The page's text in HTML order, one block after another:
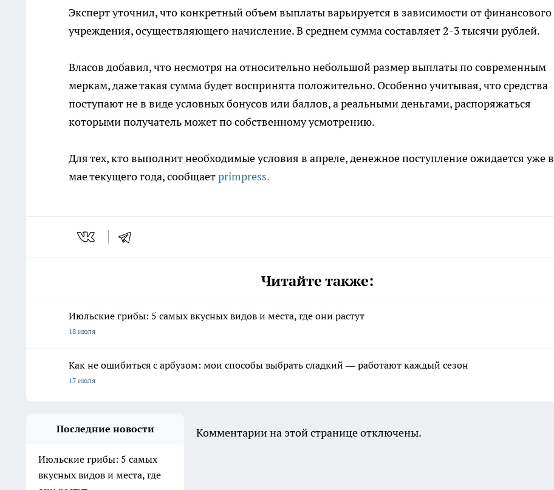
Эксперт уточнил, что конкретный объем выплаты варьируется в зависимости от финансового
учреждения, осуществляющего начисление. В среднем сумма составляет 2-3 тысячи рублей.
Власов добавил, что несмотря на относительно небольшой размер выплаты по современным
меркам, даже такая сумма будет воспринята положительно. Особенно учитывая, что средства
поступают не в виде условных бонусов или баллов, а реальными деньгами, распоряжаться
которыми получатель может по собственному усмотрению.
Для тех, кто выполнит необходимые условия в апреле, денежное поступление ожидается уже в
мае текущего года, сообщаетprimpress.
Читайте также:
Июльские грибы: 5 самых вкусных видов и места, где они растут
18 июля
Как не ошибиться с арбузом: мои способы выбрать сладкий — работают каждый сезон
17 июля
Последние новости
Июльские грибы: 5 самых
вкусных видов и места, где
Комментарии на этой странице отключены.